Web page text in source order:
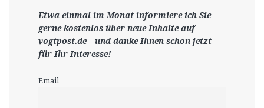
Etwa einmal im Monat informiere ich Sie
gernekostenlos über neue Inhalte auf
vogtpost.de- und danke Ihnen schon jetzt
für Ihr Interesse!
Email